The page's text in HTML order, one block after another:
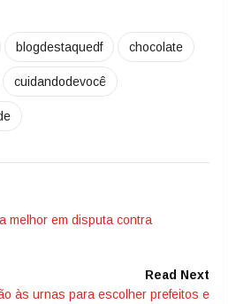
blogdestaquedf chocolate
cuidandodevocê
melhor em disputa contra
Read Next
às urnas para escolher prefeitos e